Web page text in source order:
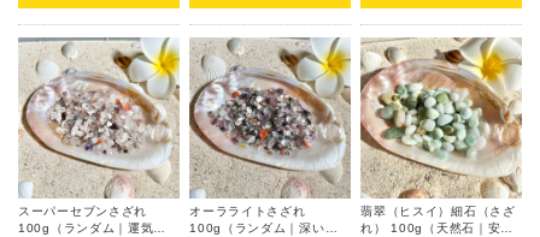
スーパーセブンさざれ
100g（ランダム｜運気を
オーラライトさざれ
100g（ランダム｜深い癒
翡翠（ヒスイ）細石（さざ
れ） 100g（天然石｜安ら